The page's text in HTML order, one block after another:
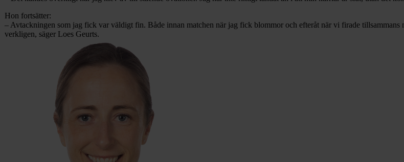
Hon fortsätter:
– Avtackningen som jag fick var väldigt fin. Både innan matchen när jag fick blommor och efteråt när vi firade
verkligen, säger Loes Geurts.